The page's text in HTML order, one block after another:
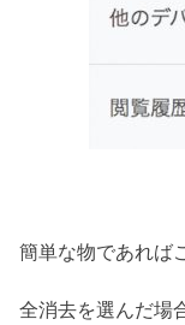
簡単な物であれば
全消去を選んだ場